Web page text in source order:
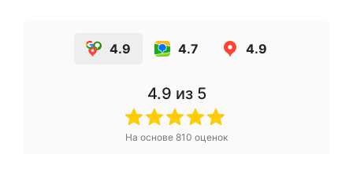
4.9 4.7 4.9
4.9 из 5
На основе 810 оценок